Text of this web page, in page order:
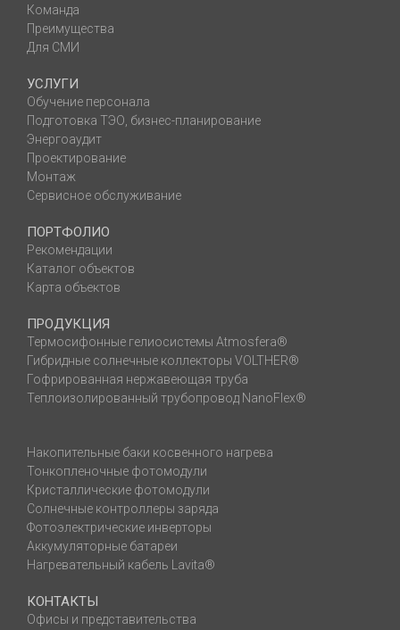
Команда
Преимущества
Для СМИ
УСЛУГИ
Обучение персонала
Подготовка ТЭО, бизнес-планирование
Энергоаудит
Проектирование
Монтаж
Сервисное обслуживание
ПОРТФОЛИО
Рекомендации
Каталог объектов
Карта объектов
ПРОДУКЦИЯ
Термосифонные гелиосистемы Atmosfera®
Гибридные солнечные коллекторы VOLTHER®
Гофрированная нержавеющая труба
Теплоизолированный трубопровод NanoFlex®
Накопительные баки косвенного нагрева
Тонкопленочные фотомодули
Кристаллические фотомодули
Солнечные контроллеры заряда
Фотоэлектрические инверторы
Аккумуляторные батареи
Нагревательный кабель Lavita®
КОНТАКТЫ
Офисы и представительства